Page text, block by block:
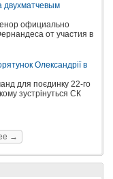
двухматчевым
официально
от участия в
Олександрії в
для поєдинку 22-го
зустрінуться СК
→